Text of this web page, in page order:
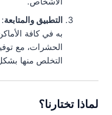
التطبيق والمتابعة
به في كافة
الحشرات، مع
التخلص منها
لماذا تختارنا؟